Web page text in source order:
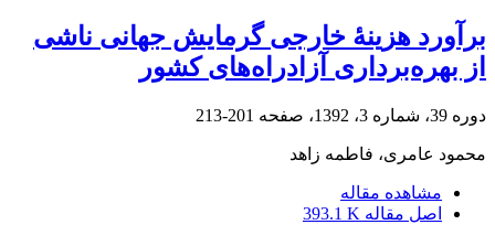
برآورد هزینۀ خارجی گرمایش جهانی ناشی
از بهره‌برداری آزاد‌راه‌های کشور
دوره 39، شماره 3، 1392، صفحه 201-213
محمود عامری، فاطمه زاهد
مشاهده مقاله
اصل مقاله 393.1 K